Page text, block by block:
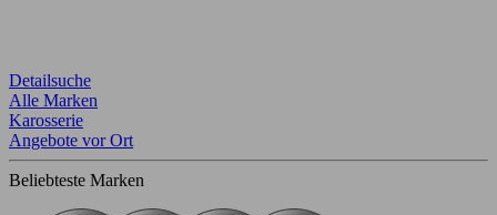
Detailsuche
Alle Marken
Karosserie
Angebote vor Ort
Beliebteste Marken